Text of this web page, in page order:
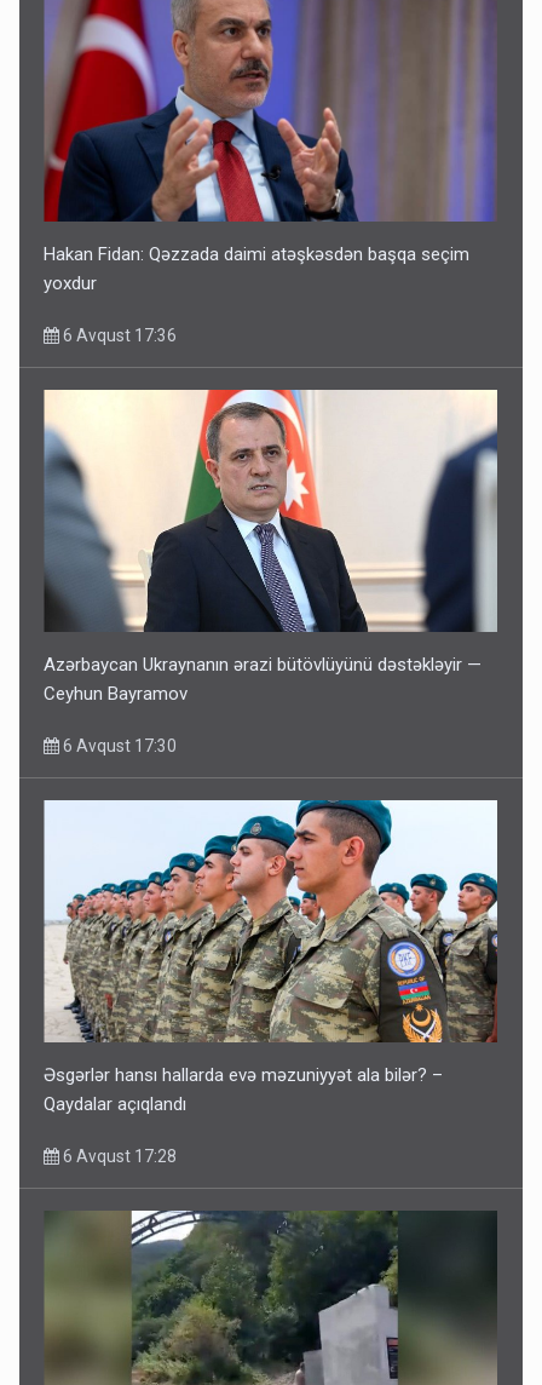
Hakan Fidan: Qəzzada daimi atəşkəsdən başqa seçim
yoxdur
6 Avqust 17:36
Azərbaycan Ukraynanın ərazi bütövlüyünü dəstəkləyir —
Ceyhun Bayramov
6 Avqust 17:30
Əsgərlər hansı hallarda evə məzuniyyət ala bilər? –
Qaydalar açıqlandı
6 Avqust 17:28